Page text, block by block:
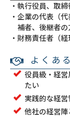
執行役員、取
企業の代表（
補者、後継者の
財務責任者（
よくあ
役員級・経
たい
実践的な経
他社の経営